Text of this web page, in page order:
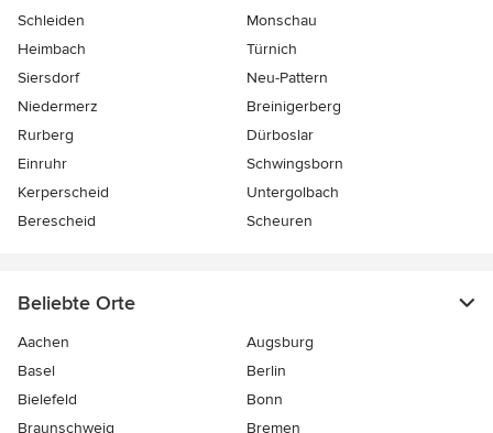
Schleiden
Monschau
Heimbach
Türnich
Siersdorf
Neu-Pattern
Niedermerz
Breinigerberg
Rurberg
Dürboslar
Einruhr
Schwingsborn
Kerperscheid
Untergolbach
Berescheid
Scheuren
Beliebte Orte
Aachen
Augsburg
Basel
Berlin
Bielefeld
Bonn
Braunschweig
Bremen